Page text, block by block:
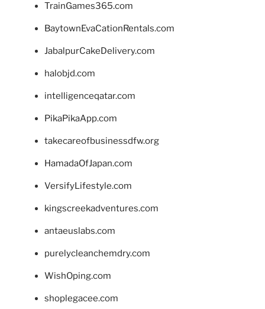
TrainGames365.com
BaytownEvaCationRentals.com
JabalpurCakeDelivery.com
halobjd.com
intelligenceqatar.com
PikaPikaApp.com
takecareofbusinessdfw.org
HamadaOfJapan.com
VersifyLifestyle.com
kingscreekadventures.com
antaeuslabs.com
purelycleanchemdry.com
WishOping.com
shoplegacee.com